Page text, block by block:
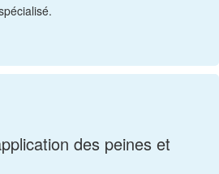
des peines et